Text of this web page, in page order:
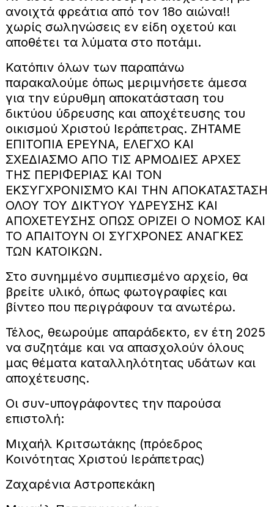
ανοιχτά φρεάτια από τον 18ο αιώνα!!
χωρίς σωληνώσεις εν είδη οχετού και
αποθέτει τα λύματα στο ποτάμι.
Κατόπιν όλων των παραπάνω
παρακαλούμε όπως μεριμνήσετε άμεσα
για την εύρυθμη αποκατάσταση του
δικτύου ύδρευσης και αποχέτευσης του
οικισμού Χριστού Ιεράπετρας. ΖΗΤΑΜΕ
ΕΠΙΤΟΠΙΑ ΕΡΕΥΝΑ, ΕΛΕΓΧΟ ΚΑΙ
ΣΧΕΔΙΑΣΜΟ ΑΠΟ ΤΙΣ ΑΡΜΟΔΙΕΣ ΑΡΧΕΣ
ΤΗΣ ΠΕΡΙΦΕΡΙΑΣ ΚΑΙ ΤΟΝ
ΕΚΣΥΓΧΡΟΝΙΣΜΌ ΚΑΙ ΤΗΝ ΑΠΟΚΑΤΑΣΤΑΣΗ
ΟΛΟΥ ΤΟΥ ΔΙΚΤΥΟΥ ΥΔΡΕΥΣΗΣ ΚΑΙ
ΑΠΟΧΕΤΕΥΣΗΣ ΟΠΩΣ ΟΡΙΖΕΙ Ο ΝΟΜΟΣ ΚΑΙ
ΤΟ ΑΠΑΙΤΟΥΝ ΟΙ ΣΥΓΧΡΟΝΕΣ ΑΝΑΓΚΕΣ
ΤΩΝ ΚΑΤΟΙΚΩΝ.
Στο συνημμένο συμπιεσμένο αρχείο, θα
βρείτε υλικό, όπως φωτογραφίες και
βίντεο που περιγράφουν τα ανωτέρω.
Τέλος, θεωρούμε απαράδεκτο, εν έτη 2025
να συζητάμε και να απασχολούν όλους
μας θέματα καταλληλότητας υδάτων και
αποχέτευσης.
Οι συν-υπογράφοντες την παρούσα
επιστολή:
Μιχαήλ Κριτσωτάκης (πρόεδρος
Κοινότητας Χριστού Ιεράπετρας)
Ζαχαρένια Αστροπεκάκη